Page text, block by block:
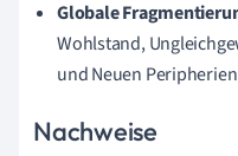
Globale
Wohlstand,
und Neuen
Nachweise